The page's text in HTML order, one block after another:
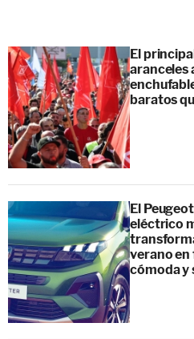
El
aranceles
baratos
El
eléctrico
verano en
cómoda y